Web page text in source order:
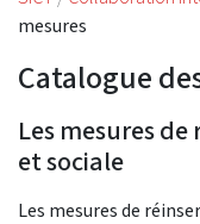
mesures
Catalogue
Les mesures
et sociale
Les mesures de